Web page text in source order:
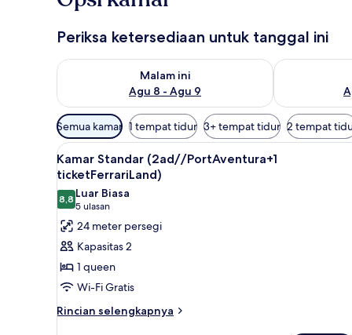
Periksa ketersediaan untuk tanggal ini
Malam ini
Agu 8 - Agu 9
Periksa ketersediaan untuk malam ini Agu 8 - Agu 9
Periksa
Filter
tersedia
untuk
kamar
Semua kamar 1 tempat tidur 3+ tempat tidur 2 tempat
Lihat
semua
foto
untuk
Kamar
Standar
(2ad//PortAventura+1
ticketFerrariLand)
Brankas, meja kerja, dan
8
Kamar Standar (2ad//PortAventura+1
ticketFerrariLand)
8,88,8 dari 10
Luar Biasa
5 ulasan
(5
ulasan)
24 meter persegi
Kapasitas 2
1 queen
Wi-Fi Gratis
Rincian selengkapnya
Rincian